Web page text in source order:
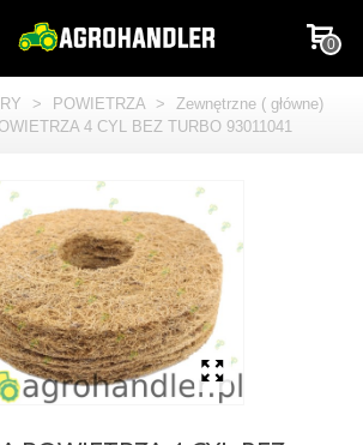
0
> POWIETRZA >
Zewnętrzne ( główne)
4 CYL BEZ TURBO 93011041